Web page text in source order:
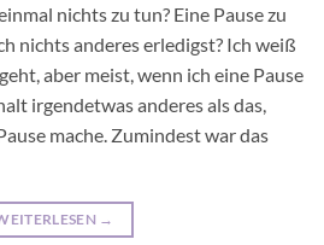
nichts zu tun? Eine Pause zu
nichts anderes erledigst? Ich weiß
aber meist, wenn ich eine Pause
irgendetwas anderes als das,
mache. Zumindest war das
→